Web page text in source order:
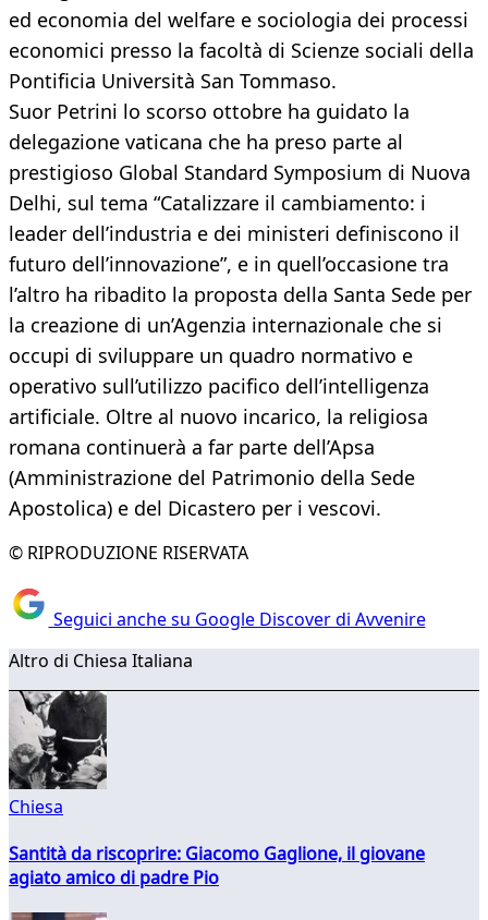
ed economia del welfare e sociologia dei processi
economici presso la facoltà di Scienze sociali della
Pontificia Università San Tommaso.
Suor Petrini lo scorso ottobre ha guidato la
delegazione vaticana che ha preso parte al
prestigioso Global Standard Symposium di Nuova
Delhi, sul tema “Catalizzare il cambiamento: i
leader dell’industria e dei ministeri definiscono il
futuro dell’innovazione”, e in quell’occasione tra
l’altro ha ribadito la proposta della Santa Sede per
la creazione di un’Agenzia internazionale che si
occupi di sviluppare un quadro normativo e
operativo sull’utilizzo pacifico dell’intelligenza
artificiale. Oltre al nuovo incarico, la religiosa
romana continuerà a far parte dell’Apsa
(Amministrazione del Patrimonio della Sede
Apostolica) e del Dicastero per i vescovi.
© RIPRODUZIONE RISERVATA
Seguici anche su Google Discover di Avvenire
Altro di Chiesa Italiana
Chiesa
Santità da riscoprire: Giacomo Gaglione, il giovane
agiato amico di padre Pio